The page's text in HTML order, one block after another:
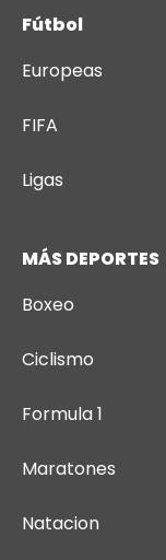
Fútbol
Europeas
FIFA
Ligas
MÁS DEPORTES
Boxeo
Ciclismo
Formula 1
Maratones
Natacion